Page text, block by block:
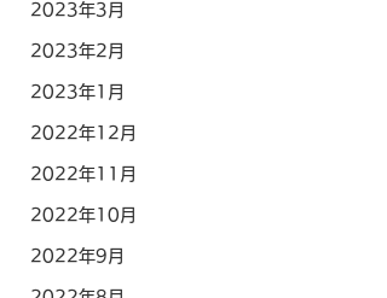
2023年3月
2023年2月
2023年1月
2022年12月
2022年11月
2022年10月
2022年9月